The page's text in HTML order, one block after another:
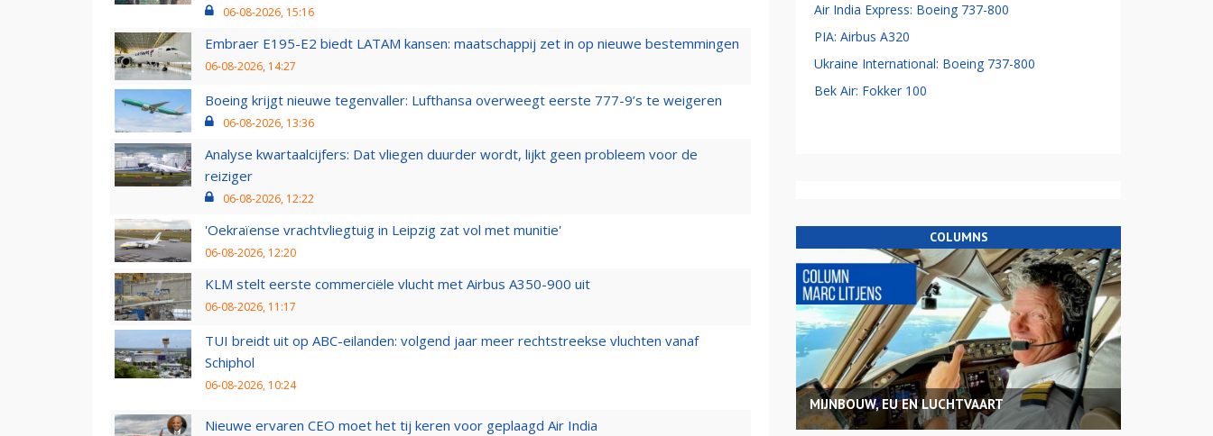
06-08-2026, 15:16
Embraer E195-E2 biedt LATAM kansen: maatschappij zet in op nieuwe bestemmingen
06-08-2026, 14:27
Boeing krijgt nieuwe tegenvaller: Lufthansa overweegt eerste 777-9’s te weigeren
06-08-2026, 13:36
Analyse kwartaalcijfers: Dat vliegen duurder wordt, lijkt geen probleem voor de
reiziger
06-08-2026, 12:22
'Oekraïense vrachtvliegtuig in Leipzig zat vol met munitie'
06-08-2026, 12:20
KLM stelt eerste commerciële vlucht met Airbus A350-900 uit
06-08-2026, 11:17
TUI breidt uit op ABC-eilanden: volgend jaar meer rechtstreekse vluchten vanaf
Schiphol
06-08-2026, 10:24
Nieuwe ervaren CEO moet het tij keren voor geplaagd Air India
Air India Express: Boeing 737-800
PIA: Airbus A320
Ukraine International: Boeing 737-800
Bek Air: Fokker 100
COLUMNS
MIJNBOUW, EU EN LUCHTVAART